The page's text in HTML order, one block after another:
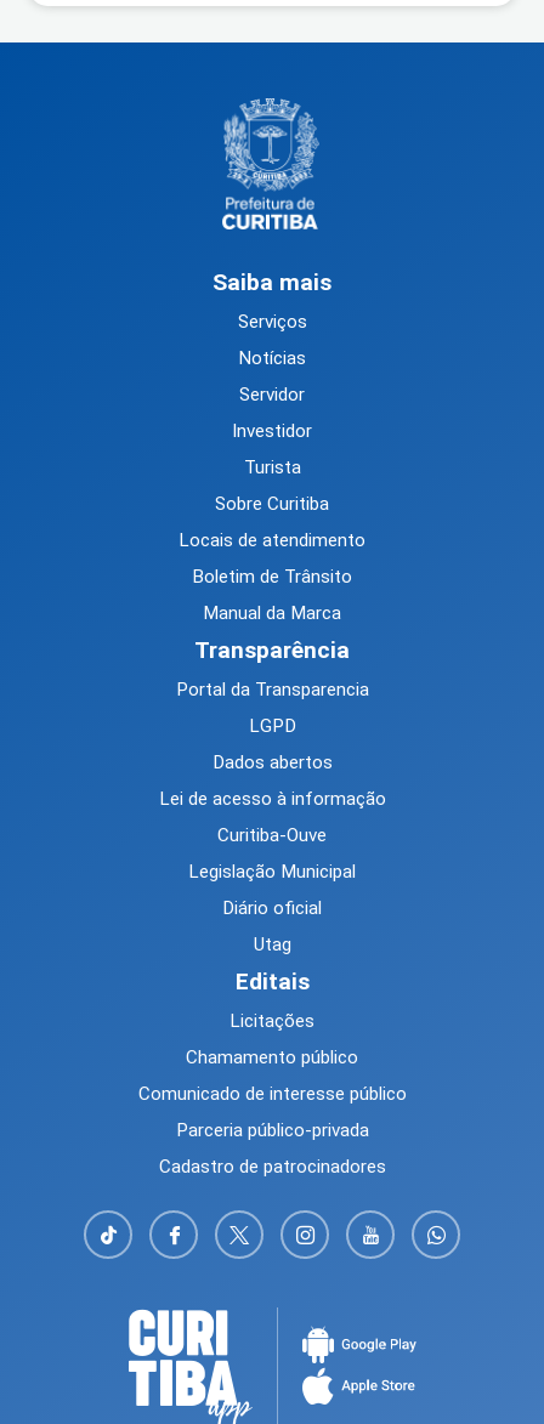
Saiba mais
Serviços
Notícias
Servidor
Investidor
Turista
Sobre Curitiba
Locais de atendimento
Boletim de Trânsito
Manual da Marca
Transparência
Portal da Transparencia
LGPD
Dados abertos
Lei de acesso à informação
Curitiba-Ouve
Legislação Municipal
Diário oficial
Utag
Editais
Licitações
Chamamento público
Comunicado de interesse público
Parceria público-privada
Cadastro de patrocinadores